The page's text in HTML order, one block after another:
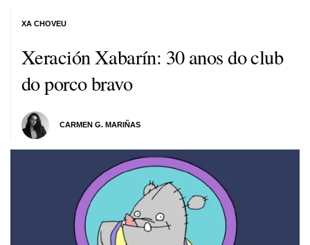
Xeración Xabarín: 30 anos do club
do porco bravo
CARMEN G. MARIÑAS
XA CHOVEU